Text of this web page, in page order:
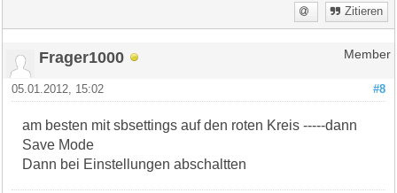
Zitieren
Frager1000 Member
#8
05.01.2012, 15:02
am besten mit sbsettings auf den roten Kreis -----dann
Save Mode
Dann bei Einstellungen abschaltten